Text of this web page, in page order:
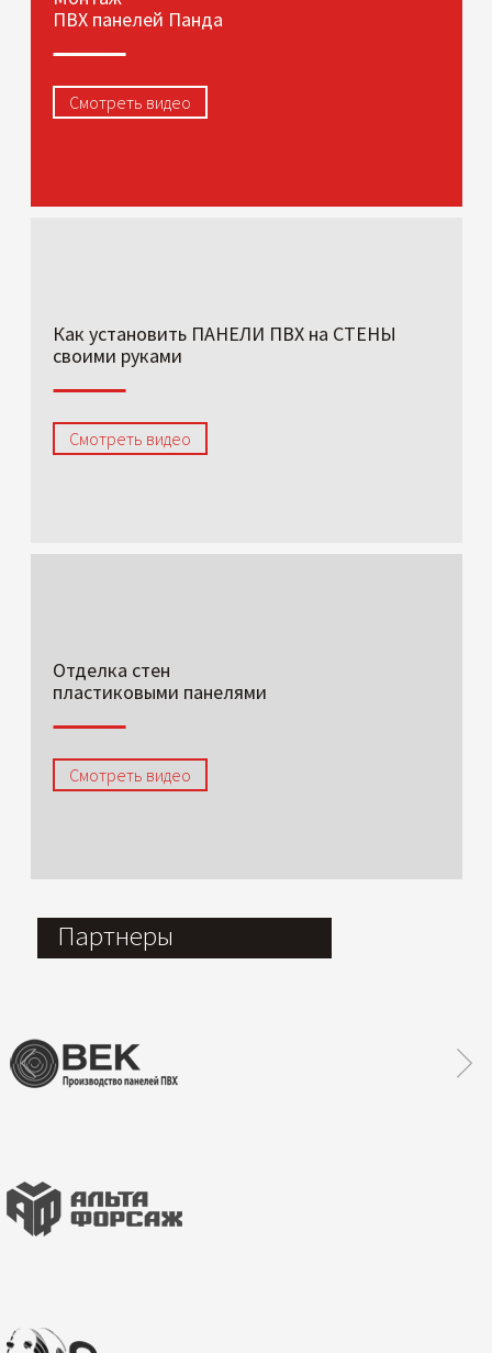
ПВХ панелей Панда
Смотреть видео
Как установить ПАНЕЛИ ПВХ на СТЕНЫ
своими руками
Смотреть видео
Отделка стен
пластиковыми панелями
Смотреть видео
Партнеры